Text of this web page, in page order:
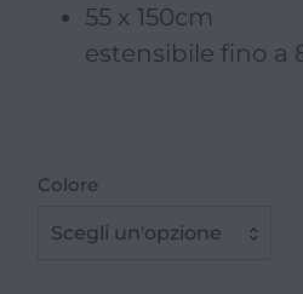
55 x 150cm
estensibile fino a
Colore
Scegli un'opzione